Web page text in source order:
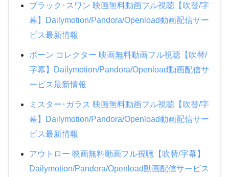
ブラック･スワン 映画無料動画フル視聴【吹替/字
幕】Dailymotion/Pandora/Openload動画配信サー
ビス最新情報
ボーン コレクター 映画無料動画フル視聴【吹替/
字幕】Dailymotion/Pandora/Openload動画配信サ
ービス最新情報
ミスター･ガラス 映画無料動画フル視聴【吹替/字
幕】Dailymotion/Pandora/Openload動画配信サー
ビス最新情報
アウトロー 映画無料動画フル視聴【吹替/字幕】
Dailymotion/Pandora/Openload動画配信サービス